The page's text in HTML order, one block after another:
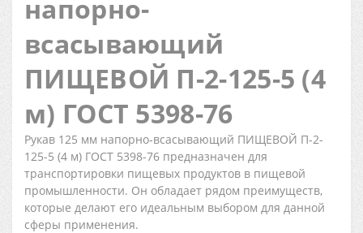
напорно-
всасывающий
ПИЩЕВОЙ П-2-125-5 (4
м) ГОСТ 5398-76
Рукав 125 мм напорно-всасывающий ПИЩЕВОЙ П-2-
125-5 (4 м) ГОСТ 5398-76 предназначен для
транспортировки пищевых продуктов в пищевой
промышленности. Он обладает рядом преимуществ,
которые делают его идеальным выбором для данной
сферы применения.